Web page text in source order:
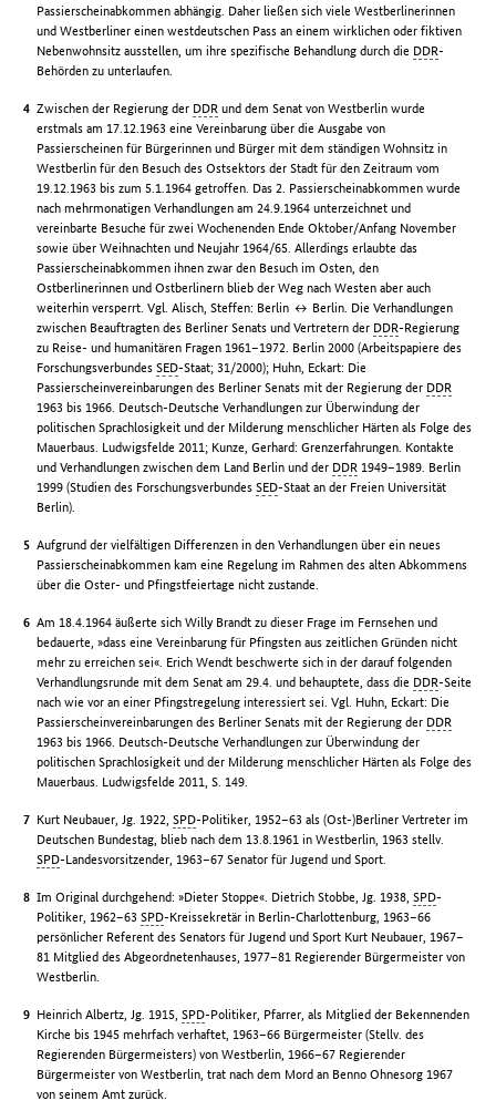
Passierscheinabkommen abhängig. Daher ließen sich viele Westberlinerinnen
und Westberliner einen westdeutschen Pass an einem wirklichen oder fiktiven
Nebenwohnsitz ausstellen, um ihre spezifische Behandlung durch die DDR-
Behörden zu unterlaufen.
Zwischen der Regierung der DDR und dem Senat von Westberlin wurde
erstmals am 17.12.1963 eine Vereinbarung über die Ausgabe von
Passierscheinen für Bürgerinnen und Bürger mit dem ständigen Wohnsitz in
Westberlin für den Besuch des Ostsektors der Stadt für den Zeitraum vom
19.12.1963 bis zum 5.1.1964 getroffen. Das 2. Passierscheinabkommen wurde
nach mehrmonatigen Verhandlungen am 24.9.1964 unterzeichnet und
vereinbarte Besuche für zwei Wochenenden Ende Oktober/Anfang November
sowie über Weihnachten und Neujahr 1964/65. Allerdings erlaubte das
Passierscheinabkommen ihnen zwar den Besuch im Osten, den
Ostberlinerinnen und Ostberlinern blieb der Weg nach Westen aber auch
weiterhin versperrt. Vgl. Alisch, Steffen: Berlin ↔ Berlin. Die Verhandlungen
zwischen Beauftragten des Berliner Senats und Vertretern der DDR-Regierung
zu Reise- und humanitären Fragen 1961–1972. Berlin 2000 (Arbeitspapiere des
ForschungsverbundesSED-Staat; 31/2000); Huhn, Eckart: Die
Passierscheinvereinbarungen des Berliner Senats mit der Regierung der DDR
1963 bis 1966. Deutsch-Deutsche Verhandlungen zur Überwindung der
politischen Sprachlosigkeit und der Milderung menschlicher Härten als Folge des
Mauerbaus. Ludwigsfelde 2011; Kunze, Gerhard: Grenzerfahrungen. Kontakte
und Verhandlungen zwischen dem Land Berlin und der DDR 1949–1989. Berlin
1999 (Studien des ForschungsverbundesSED-Staat an der Freien Universität
Berlin).
Aufgrund der vielfältigen Differenzen in den Verhandlungen über ein neues
Passierscheinabkommen kam eine Regelung im Rahmen des alten Abkommens
über die Oster- und Pfingstfeiertage nicht zustande.
Am 18.4.1964 äußerte sich Willy Brandt zu dieser Frage im Fernsehen und
bedauerte, »dass eine Vereinbarung für Pfingsten aus zeitlichen Gründen nicht
mehr zu erreichen sei«. Erich Wendt beschwerte sich in der darauf folgenden
Verhandlungsrunde mit dem Senat am 29.4. und behauptete, dass die DDR-Seite
nach wie vor an einer Pfingstregelung interessiert sei. Vgl. Huhn, Eckart: Die
Passierscheinvereinbarungen des Berliner Senats mit der Regierung der DDR
1963 bis 1966. Deutsch-Deutsche Verhandlungen zur Überwindung der
politischen Sprachlosigkeit und der Milderung menschlicher Härten als Folge des
Mauerbaus. Ludwigsfelde 2011, S. 149.
Kurt Neubauer, Jg. 1922,SPD-Politiker, 1952–63 als (Ost-)Berliner Vertreter im
Deutschen Bundestag, blieb nach dem 13.8.1961 in Westberlin, 1963 stellv.
SPD-Landesvorsitzender, 1963–67 Senator für Jugend und Sport.
Im Original durchgehend: »Dieter Stoppe«. Dietrich Stobbe, Jg. 1938,SPD-
Politiker, 1962–63SPD-Kreissekretär in Berlin-Charlottenburg, 1963–66
persönlicher Referent des Senators für Jugend und Sport Kurt Neubauer, 1967–
81 Mitglied des Abgeordnetenhauses, 1977–81 Regierender Bürgermeister von
Westberlin.
Heinrich Albertz, Jg. 1915,SPD-Politiker, Pfarrer, als Mitglied der Bekennenden
Kirche bis 1945 mehrfach verhaftet, 1963–66 Bürgermeister (Stellv. des
Regierenden Bürgermeisters) von Westberlin, 1966–67 Regierender
Bürgermeister von Westberlin, trat nach dem Mord an Benno Ohnesorg 1967
von seinem Amt zurück.